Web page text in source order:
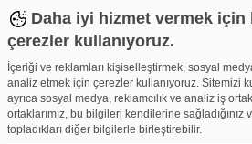
Daha iyi hizmet vermek
çerezler kullanıyoruz.
İçeriği ve reklamları kişiselleştirmek, sosyal
analiz etmek için çerezler kullanıyoruz. Sitemizi
ayrıca sosyal medya, reklamcılık ve analiz iş
ortaklarımız, bu bilgileri kendilerine
topladıkları diğer bilgilerle birleştirebilir.